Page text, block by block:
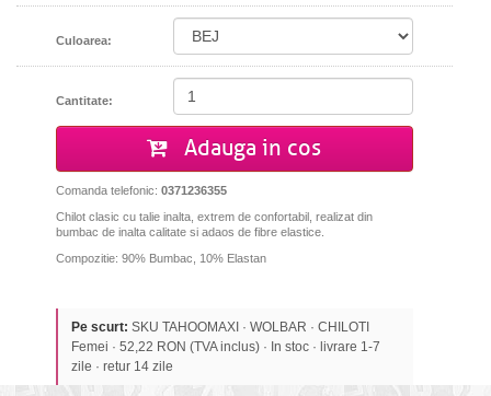
Culoarea:
Cantitate:
Adauga in cos
Comanda telefonic: 0371236355
Chilot clasic cu talie inalta, extrem de confortabil, realizat din
bumbac de inalta calitate si adaos de fibre elastice.
Compozitie: 90% Bumbac, 10% Elastan
Pe scurt: SKU TAHOOMAXI · WOLBAR · CHILOTI
Femei · 52,22 RON (TVA inclus) · In stoc · livrare 1-7
zile · retur 14 zile